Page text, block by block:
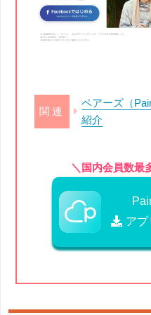
ペアーズ（
紹介
＼国内会員数最
アプ